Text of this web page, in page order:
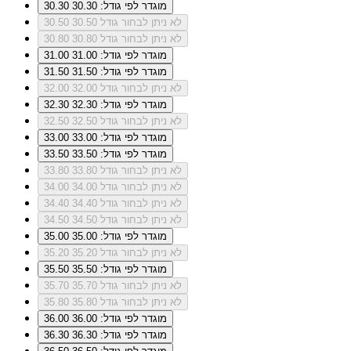
30.30
מוגדר לפי גודל: 30.30
30.50
לא ניתן לבחור גודל 30.50
30.80
לא ניתן לבחור גודל 30.80
31.00
מוגדר לפי גודל: 31.00
31.50
מוגדר לפי גודל: 31.50
32.00
לא ניתן לבחור גודל 32.00
32.30
מוגדר לפי גודל: 32.30
32.50
לא ניתן לבחור גודל 32.50
33.00
מוגדר לפי גודל: 33.00
33.50
מוגדר לפי גודל: 33.50
33.80
לא ניתן לבחור גודל 33.80
34.00
לא ניתן לבחור גודל 34.00
34.40
לא ניתן לבחור גודל 34.40
34.50
לא ניתן לבחור גודל 34.50
35.00
מוגדר לפי גודל: 35.00
35.20
לא ניתן לבחור גודל 35.20
35.50
מוגדר לפי גודל: 35.50
35.70
לא ניתן לבחור גודל 35.70
35.80
לא ניתן לבחור גודל 35.80
36.00
מוגדר לפי גודל: 36.00
36.30
מוגדר לפי גודל: 36.30